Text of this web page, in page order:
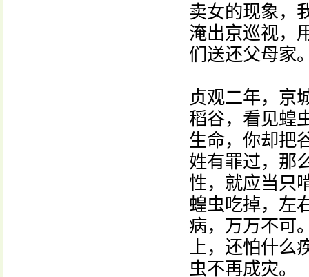
卖女的现象，
淹出京巡视，
们送还父母家
贞观二年，京
稻谷，看见蝗
生命，你却把
姓有罪过，那
性，就应当只
蝗虫吃掉，左
病，万万不可
上，还怕什么
虫不再成灾。